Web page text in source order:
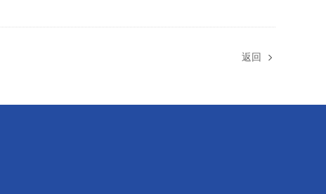
返回